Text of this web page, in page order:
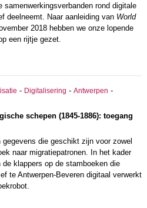
samenwerkingsverbanden rond digitale
deelneemt. Naar aanleiding van World
2018 hebben we onze lopende
een rijtje gezet.
- Digitalisering - Antwerpen -
schepen (1845-1886): toegang
die geschikt zijn voor zowel
naar migratiepatronen. In het kader
klappers op de stamboeken die
te Antwerpen-Beveren digitaal verwerkt